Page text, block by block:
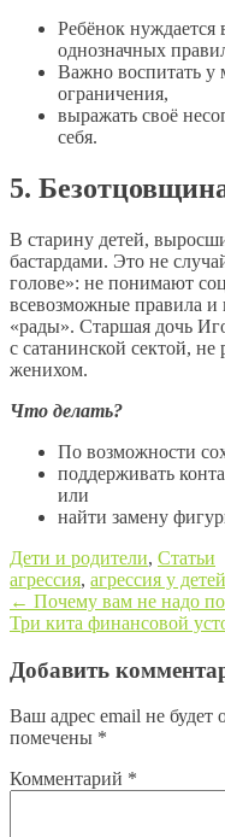
Ребёнок нуждается
однозначных
Важно воспитать у
ограничения,
выражать своё
себя.
5.
В старину детей,
бастардами. Это не
голове»: не понимают
всевозможные правила
«рады». Старшая дочь
с сатанинской сектой, не
женихом.
Что делать?
По возможности
поддерживать
или
найти замену
Дети и родители, Статьи
агрессия, агрессия у детей
Post navigation
← Почему вам не надо
Три кита финансовой
Добавить
Ваш адрес email не будет
помечены *
Комментарий *